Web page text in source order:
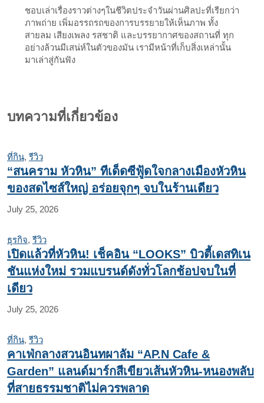
ชอบเล่าเรื่องราวต่างๆในชีวิตประจำวันผ่านศิลปะที่เรียกว่า
ภาพถ่าย เพิ่มอรรถรถของการบรรยายให้เห็นภาพ ทั้ง
สายลม เสียงเพลง รสชาติ และบรรยากาศของสถานที่ ทุก
อย่างล้วนมีเสน่ห์ในตัวของมัน เรามีหน้าที่เก็บสิ่งเหล่านั้น
มาเล่าสู่กันฟัง
บทความที่เกี่ยวข้อง
ที่กิน, รีวิว
“สนคราม หัวหิน” ทีเด็ดซีฟู้ดใจกลางเมืองหัวหิน
ของสดไซส์ใหญ่ อร่อยจุกๆ จบในร้านเดียว
July 25, 2026
ธุรกิจ, รีวิว
เปิดแล้วที่หัวหิน! เช็คอิน “LOOKS” บิวตี้เดสทิเน
ชันแห่งใหม่ รวมแบรนด์ดังทั่วโลกช้อปจบในที่
เดียว
July 25, 2026
ที่กิน, รีวิว
คาเฟ่กลางสวนอินทผาลัม “AP.N Cafe &
Garden” แลนด์มาร์กสีเขียวเส้นหัวหิน-หนองพลับ
ที่สายธรรมชาติไม่ควรพลาด